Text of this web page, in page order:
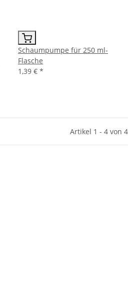
Schaumpumpe für 250 ml-
Flasche
1,39 € *
Artikel 1 - 4 von 4